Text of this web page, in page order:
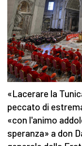
«Lacerare la
peccato di
«con l'animo
speranza» a don